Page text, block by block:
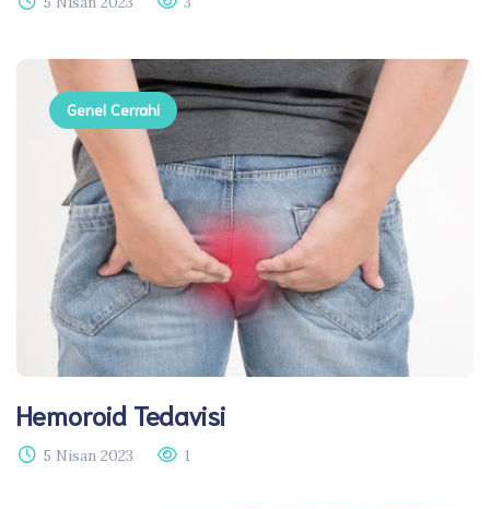
Genel Cerrahi
Hemoroid Tedavisi​
5 Nisan 2023 1